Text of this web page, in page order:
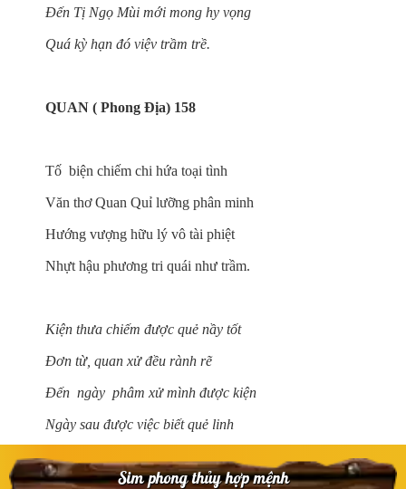
Đến Tị Ngọ Mùi mới mong hy vọng
Quá kỳ hạn đó việv trầm trề.
QUAN ( Phong Địa) 158
Tố biện chiếm chi hứa toại tình
Văn thơ Quan Quỉ lưỡng phân minh
Hướng vượng hữu lý vô tài phiệt
Nhựt hậu phương tri quái như trầm.
Kiện thưa chiếm được quẻ nầy tốt
Đơn từ, quan xử đều rành rẽ
Đến ngày phâm xử mình được kiện
Ngày sau được việc biết quẻ linh
Sim phong thủy hợp mệnh